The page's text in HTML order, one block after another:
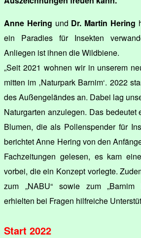
Anne Hering und Dr. Martin Hering
ein Paradies für Insekten
Anliegen ist ihnen die Wildbiene.
„Seit 2021 wohnen wir in unserem
mitten im ‚Naturpark Barnim‘. 2022
des Außengeländes an. Dabei lag
Naturgarten anzulegen. Das bedeutet
Blumen, die als Pollenspender für
berichtet Anne Hering von den
Fachzeitungen gelesen, es kam
vorbei, die ein Konzept vorlegte.
zum „NABU“ sowie zum „Barnim
erhielten bei Fragen hilfreiche
Start 2022